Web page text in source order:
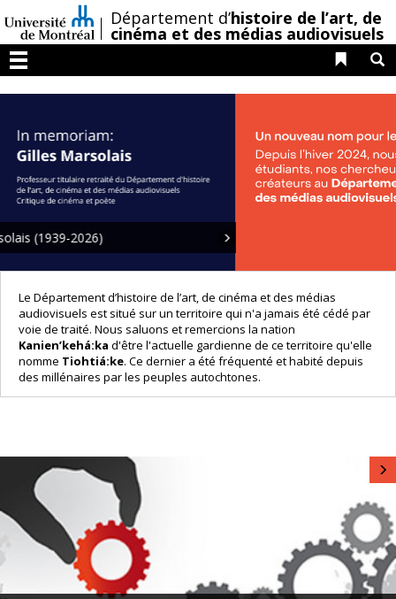
au
contenu
/Département d’histoire de l’art, de
cinéma et des médias audiovisuels
Menu
Liens
Le Département d’histoire de l’art, de cinéma et des médias
audiovisuels est situé sur un territoire qui n'a jamais été cédé par
voie de traité. Nous saluons et remercions la nation
Kanien’kehá:ka d'être l'actuelle gardienne de ce territoire qu'elle
nomme Tiohtiá:ke. Ce dernier a été fréquenté et habité depuis
des millénaires par les peuples autochtones.